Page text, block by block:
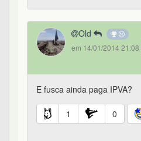
Old
em 14/01/2014 21:08
E fusca ainda paga IPVA?
1 0